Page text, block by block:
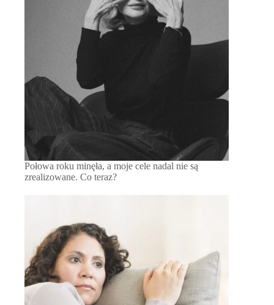
Połowa roku minęła, a moje cele nadal nie są
zrealizowane. Co teraz?